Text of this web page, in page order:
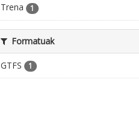
Trena 1
Formatuak
GTFS 1